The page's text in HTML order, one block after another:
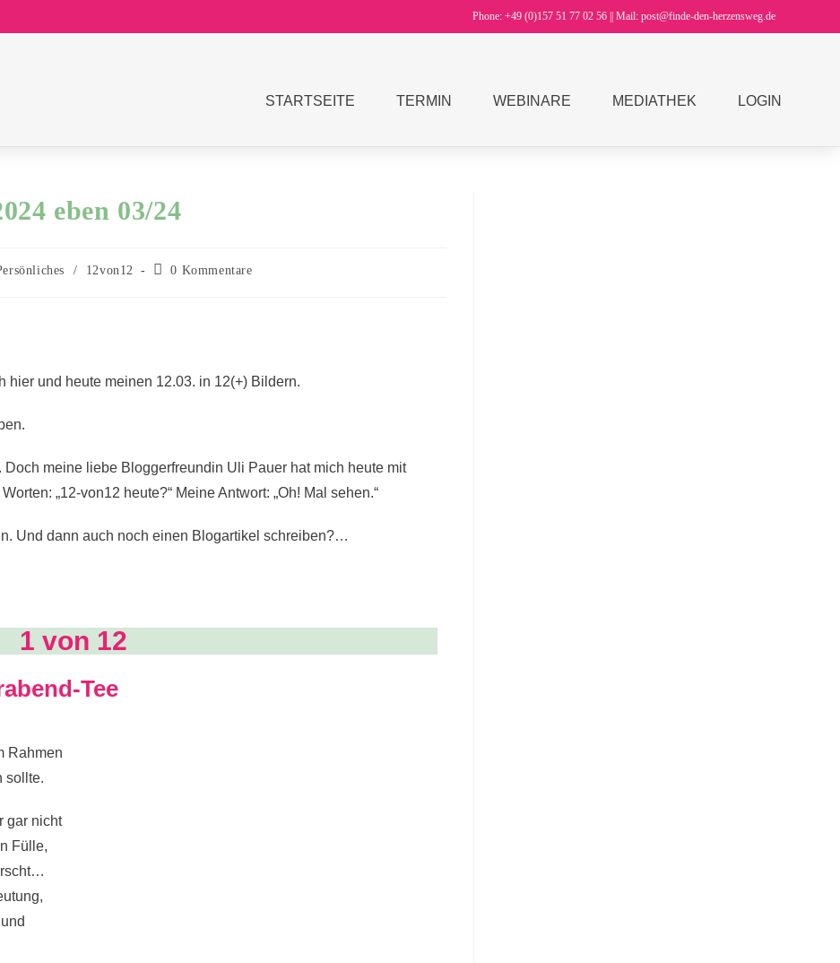
Phone: +49 (0)157 51 77 02 56 || Mail: post@finde-den-herzensweg.de
STARTSEITE TERMIN WEBINARE MEDIATHEK LOGIN
eben 03/24
/ 12von12 0 Kommentare
hier und heute meinen 12.03. in 12(+) Bildern.
meine liebe Bloggerfreundin Uli Pauer hat mich heute mit
„12-von12 heute?“ Meine Antwort: „Oh! Mal sehen.“
Und dann auch noch einen Blogartikel schreiben?…
1 von 12
Tee
Rahmen
sollte.
gar nicht
Fülle,